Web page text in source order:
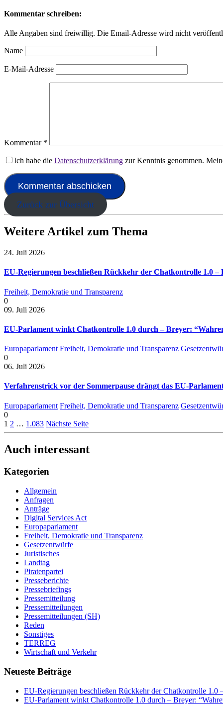
Kommentar schreiben:
Alle Angaben sind freiwillig. Die Email-Adresse wird nicht
Name
E-Mail-Adresse
Kommentar *
Ich habe die Datenschutzerklärung zur Kenntnis genommen.
Zurück zur Übersicht
Weitere Artikel zum Thema
24. Juli 2026
EU-Regierungen beschließen Rückkehr der Chatkontrolle 1.0
Freiheit, Demokratie und Transparenz
0
09. Juli 2026
EU-Parlament winkt Chatkontrolle 1.0 durch – Breyer:
Europaparlament Freiheit, Demokratie und Transparenz
0
06. Juli 2026
Verfahrenstrick vor der Sommerpause drängt das EU-
Europaparlament Freiheit, Demokratie und Transparenz
0
1 2 … 1.083 Nächste Seite
Auch interessant
Kategorien
Allgemein
Anfragen
Anträge
Digital Services Act
Europaparlament
Freiheit, Demokratie und Transparenz
Gesetzentwürfe
Juristisches
Landtag
Piratenpartei
Presseberichte
Pressebriefings
Pressemitteilung
Pressemitteilungen
Pressemitteilungen (SH)
Reden
Sonstiges
TERREG
Wirtschaft und Verkehr
Neueste Beiträge
EU-Regierungen beschließen Rückkehr der Chatkontrolle
EU-Parlament winkt Chatkontrolle 1.0 durch – Breyer: